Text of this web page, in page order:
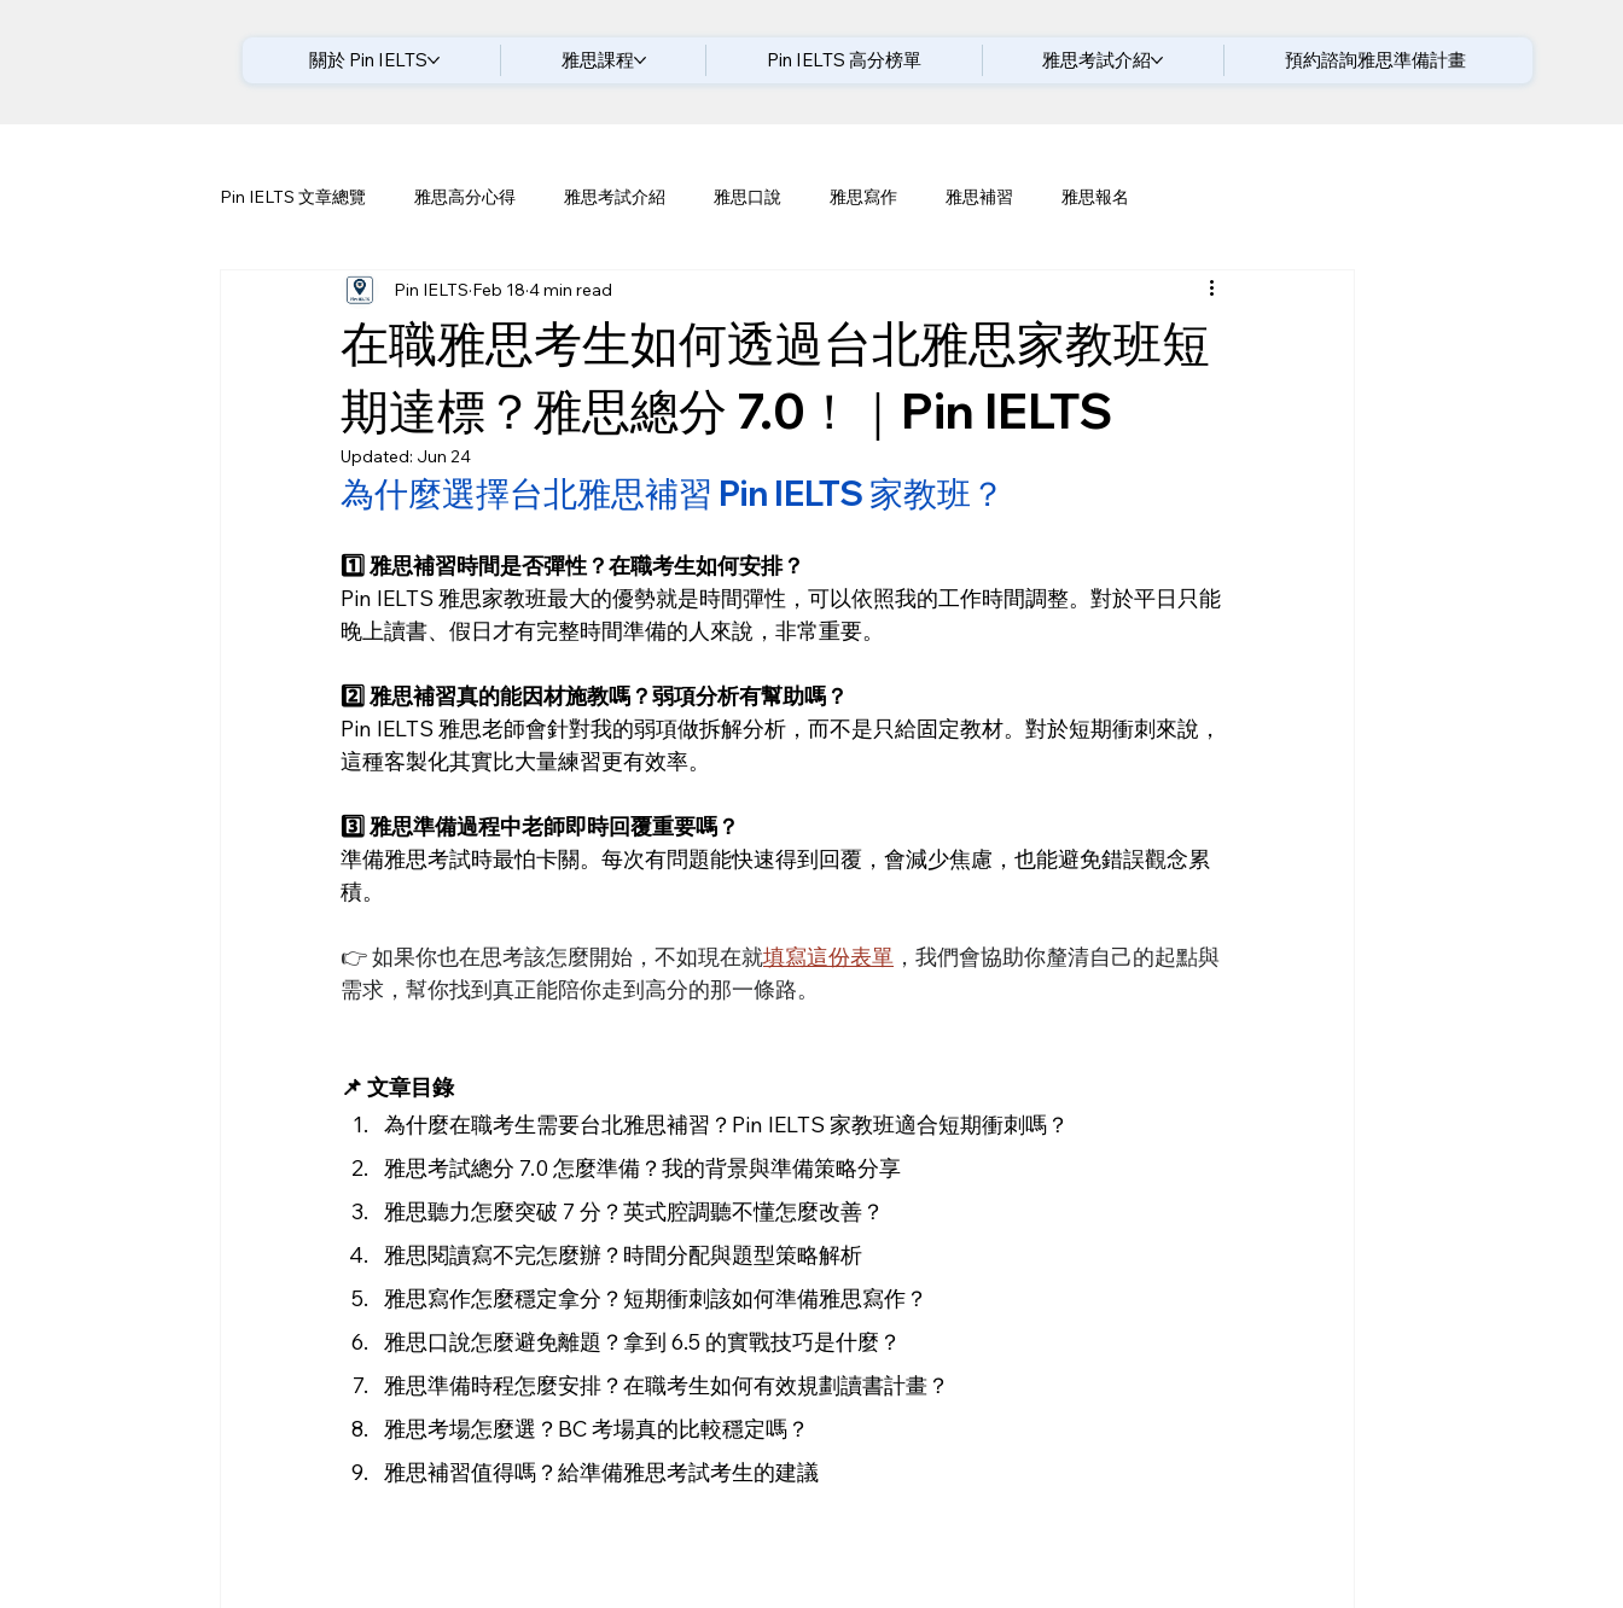
關於 Pin IELTS 雅思課程 Pin IELTS 高分榜單 雅思考試介紹 預約諮詢雅思準備計畫
Pin IELTS 文章總覽 雅思高分心得 雅思考試介紹 雅思口說 雅思寫作 雅思補習 雅思報名
在職雅思考生如何透過台北雅思家教班短
期達標？雅思總分 7.0！｜Pin IELTS
Pin IELTS Feb 18 4 min read
Updated: Jun 24
為什麼選擇台北雅思補習 Pin IELTS 家教班？
1️⃣ 雅思補習時間是否彈性？在職考生如何安排？
Pin IELTS 雅思家教班最大的優勢就是時間彈性，可以依照我的工作時間調整。對於平日只能
晚上讀書、假日才有完整時間準備的人來說，非常重要。
2️⃣ 雅思補習真的能因材施教嗎？弱項分析有幫助嗎？
Pin IELTS 雅思老師會針對我的弱項做拆解分析，而不是只給固定教材。對於短期衝刺來說，
這種客製化其實比大量練習更有效率。
3️⃣ 雅思準備過程中老師即時回覆重要嗎？
準備雅思考試時最怕卡關。每次有問題能快速得到回覆，會減少焦慮，也能避免錯誤觀念累
積。
👉 如果你也在思考該怎麼開始，不如現在就填寫這份表單 ，我們會協助你釐清自己的起點與
需求，幫你找到真正能陪你走到高分的那一條路。
📌 文章目錄
為什麼在職考生需要台北雅思補習？Pin IELTS 家教班適合短期衝刺嗎？
雅思考試總分 7.0 怎麼準備？我的背景與準備策略分享
雅思聽力怎麼突破 7 分？英式腔調聽不懂怎麼改善？
雅思閱讀寫不完怎麼辦？時間分配與題型策略解析
雅思寫作怎麼穩定拿分？短期衝刺該如何準備雅思寫作？
雅思口說怎麼避免離題？拿到 6.5 的實戰技巧是什麼？
雅思準備時程怎麼安排？在職考生如何有效規劃讀書計畫？
雅思考場怎麼選？BC 考場真的比較穩定嗎？
雅思補習值得嗎？給準備雅思考試考生的建議